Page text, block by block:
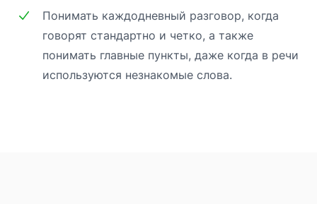
Понимать каждодневный разговор, когда
говорят стандартно и четко, а также
понимать главные пункты, даже когда в речи
используются незнакомые слова.